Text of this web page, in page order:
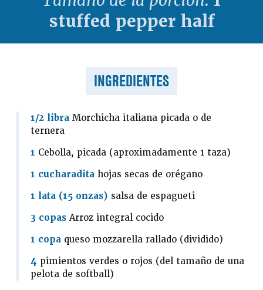
stuffed pepper half
INGREDIENTES
1/2 libra Morchicha italiana picada o de
ternera
1 Cebolla, picada (aproximadamente 1 taza)
1 cucharadita hojas secas de orégano
1 lata (15 onzas) salsa de espagueti
3 copas Arroz integral cocido
1 copa queso mozzarella rallado (dividido)
4 pimientos verdes o rojos (del tamaño de una
pelota de softball)